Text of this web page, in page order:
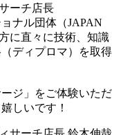
ーチ店長
ナル団体（JAPAN
に直々に技術、知識
ディプロマ）を取得
ジ」をご体験いただ
しいです！